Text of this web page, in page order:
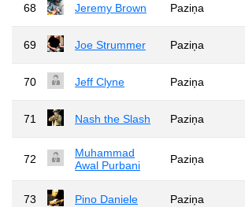
68 Jeremy Brown Paziņa
69 Joe Strummer Paziņa
70 Jeff Clyne Paziņa
71 Nash the Slash Paziņa
72
Muhammad
Awal Purbani
Paziņa
73 Pino Daniele Paziņa